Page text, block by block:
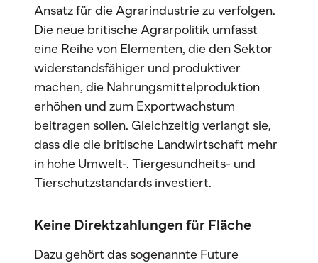
Ansatz für die Agrarindustrie zu verfolgen.
Die neue britische Agrarpolitik umfasst
eine Reihe von Elementen, die den Sektor
widerstandsfähiger und produktiver
machen, die Nahrungsmittelproduktion
erhöhen und zum Exportwachstum
beitragen sollen. Gleichzeitig verlangt sie,
dass die die britische Landwirtschaft mehr
in hohe Umwelt-, Tiergesundheits- und
Tierschutzstandards investiert.
Keine Direktzahlungen für Fläche
Dazu gehört das sogenannte Future